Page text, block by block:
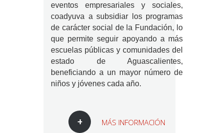
eventos empresariales y sociales,
coadyuva a subsidiar los programas
de carácter social de la Fundación, lo
que permite seguir apoyando a más
escuelas públicas y comunidades del
estado de Aguascalientes,
beneficiando a un mayor número de
niños y jóvenes cada año.
MÁS INFORMACIÓN